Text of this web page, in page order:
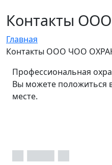
Контакты
Главная
Контакты ООО ЧОО
Профессиональная
Вы можете положиться
месте.